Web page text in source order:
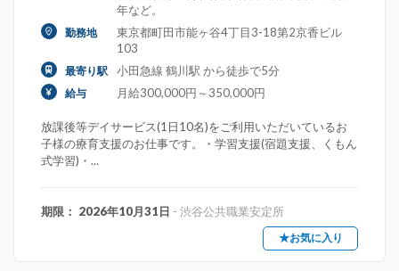
年など。
勤務地
東京都町田市能ヶ谷4丁目3-18第2京香ビル
103
最寄り駅 小田急線 鶴川駅 から徒歩で5分
給与 月給300,000円～350,000円
放課後等デイサービス(1日10名)をご利用いただいているお
子様の療育支援のお仕事です。・学習支援(宿題支援、くもん
式学習)・...
期限： 2026年10月31日 - 渋谷公共職業安定所
★お気に入り